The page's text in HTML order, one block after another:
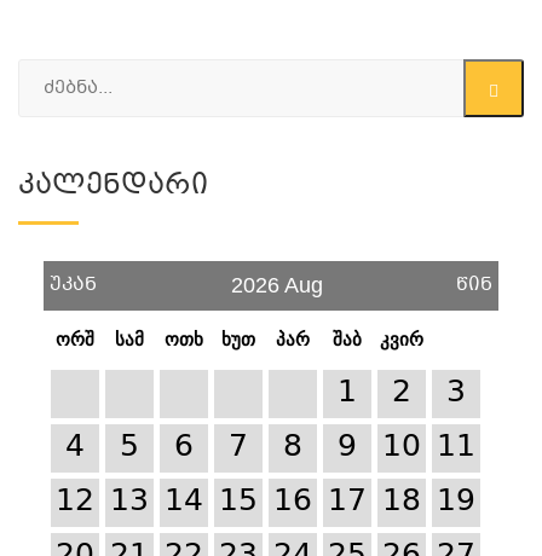
Კალენდარი
უკან 2026 Aug წინ
ორშ სამ ოთხ ხუთ პარ შაბ კვირ
1 2
3
4
5 6 7 8 9 10 11
12 13 14 15 16 17 18 19